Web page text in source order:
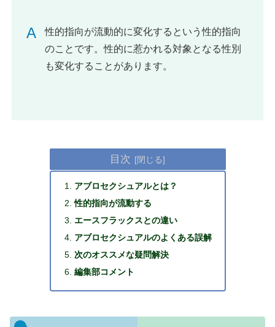
A
性的指向が流動的に変化するという性的指向
のことです。性的に惹かれる対象となる性別
も変化することがあります。
目次
アブロセクシュアルとは？
性的指向が流動する
エースフラックスとの違い
アブロセクシュアルのよくある誤解
次のオススメな疑問解決
編集部コメント